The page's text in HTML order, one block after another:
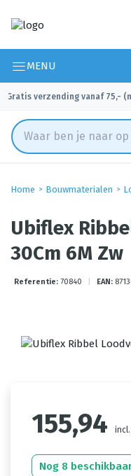
MENU
Gratis verzending vanaf 75,-
Home Bouwmaterialen
Ubiflex
30Cm 6M Zw
Referentie: 70840 EAN:
155,94 incl.
Nog 8